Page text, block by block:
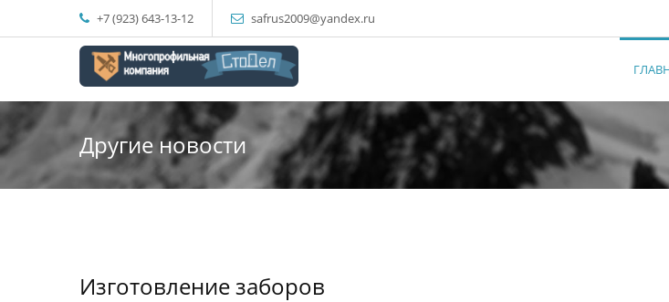
+7 (923) 643-13-12 safrus2009@yandex.ru
Другие новости
Изготовление заборов